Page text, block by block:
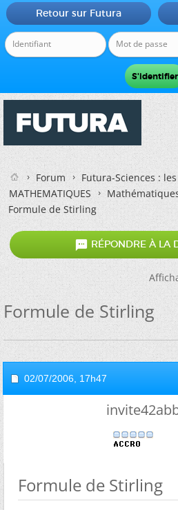
Retour sur Futura
Forum
Futura-Sciences :
MATHEMATIQUES
Formule de Stirling
 RÉPONDRE À LA
Formule de Stirling
02/07/2006, 17h47
Formule de Stirling